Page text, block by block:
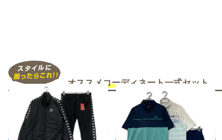
オススメコーディネート一式セット